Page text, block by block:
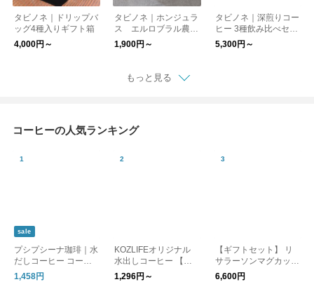
タビノネ｜ドリップバ
ッグ4種入りギフト箱
4,000円～
タビノネ｜ホンジュラ
ス エルロブラル農園
(COE入賞)
1,900円～
タビノネ｜深煎りコー
ヒー 3種飲み比べセッ
ト
5,300円～
もっと見る
コーヒーの人気ランキング
sale
プシプシーナ珈琲｜水
だしコーヒー コーヒ
ーパック
1,458円
KOZLIFEオリジナル
水出しコーヒー 【メ
ール便】【同梱不可】
1,296円～
【ギフトセット】 リ
サラーソンマグカップ
2個＆コーヒードリッ
プパック14袋セッ
6,600円